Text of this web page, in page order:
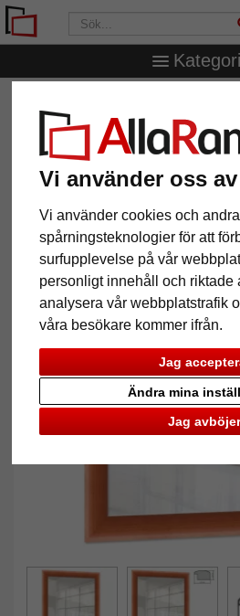
Vi använder oss
Vi använder cookies och andra
spårningsteknologier för att
surfupplevelse på vår
personligt innehåll och riktade
analysera vår webbplatstrafik
våra besökare kommer ifrån.
Jag
Jag avböjer
Ändra mina
Väggspegel Lisala
Väggspegel Lisala
Tillbaka